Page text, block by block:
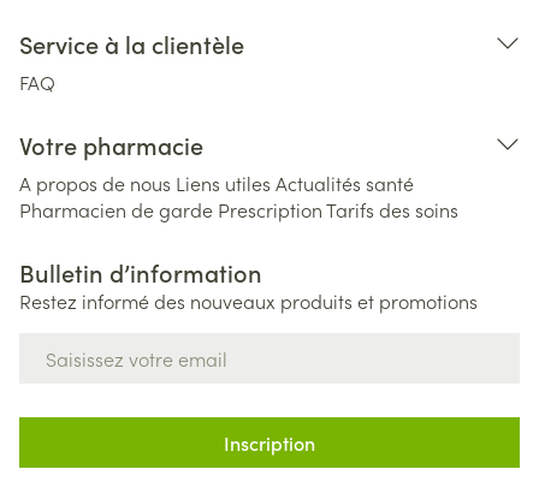
Service à la clientèle
FAQ
Votre pharmacie
A propos de nous Liens utiles Actualités santé
Pharmacien de garde PrescriptionTarifs des soins
Bulletin d’information
Restez informé des nouveaux produits et promotions
Inscription